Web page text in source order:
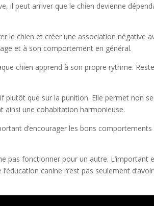
il peut arriver que le chien devienne
le chien et créer une association négative
et à son comportement en général.
chien apprend à son propre rythme.
que sur la punition. Elle permet non
ainsi une cohabitation harmonieuse.
d’encourager les bons comportements
pas fonctionner pour un autre. L’important
canine n’est pas seulement